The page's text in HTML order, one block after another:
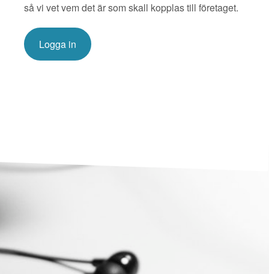
så vi vet vem det är som skall kopplas till företaget.
Logga in